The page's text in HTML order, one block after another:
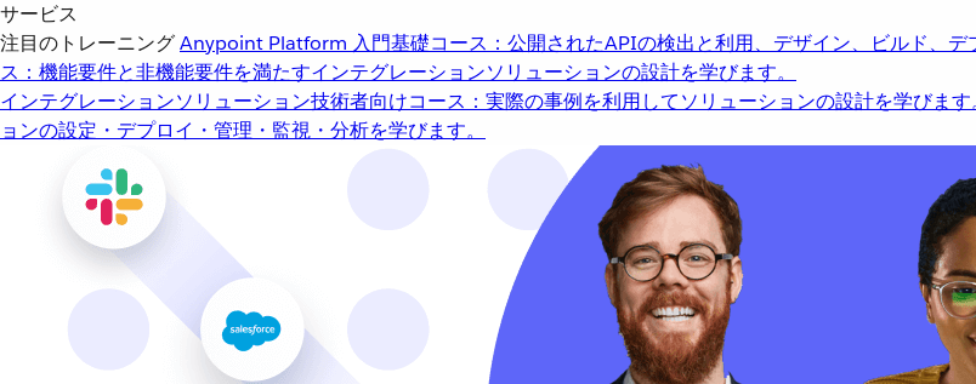
サービス
注目のトレーニングAnypoint Platform 入門基礎コース：公開されたAPIの検出と利用、デザイン、ビルド、デ
ス：機能要件と非機能要件を満たすインテグレーションソリューションの設計を学びます。
インテグレーションソリューション技術者向けコース：実際の事例を利用してソリューションの設計を学びます
ョンの設定・デプロイ・管理・監視・分析を学びます。